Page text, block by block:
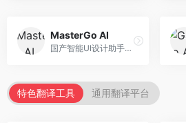
MasterGo AI
国产智能UI设计助手，专注于界面设计自动化。面向UI设计师，提供界面生成、组件设计、设计系统构建等服务，中文用户适配性好。
特色翻译工具 通用翻译平台